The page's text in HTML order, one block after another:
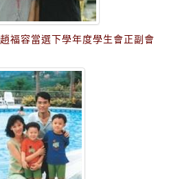
福容當選下學年度學生會正副會